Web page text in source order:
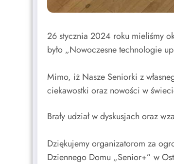
26 stycznia 2024 roku mieliśmy
było „Nowoczesne technologie
Mimo, iż Nasze Seniorki z
ciekawostki oraz nowości w
Brały udział w dyskusjach oraz
Dziękujemy organizatorom za
Dziennego Domu „Senior+” w